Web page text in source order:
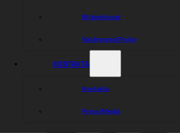
Bli funktionär
Värdegrund/Policy
KONTAKTA
Kontakta
Press/Media